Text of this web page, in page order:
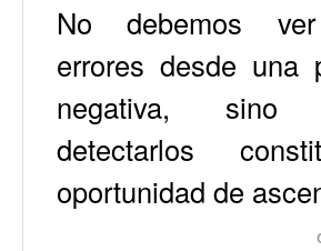
No debemos
errores desde una
negativa,
detectarlos
oportunidad de